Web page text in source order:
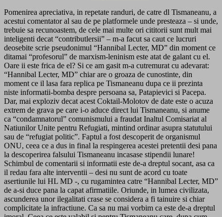
Pomenirea apreciativa, in repetate randuri, de catre dl Tismaneanu, a
acestui comentator al sau de pe platformele unde presteaza – si unde,
trebuie sa recunoastem, de cele mai multe ori cititorii sunt mult mai
inteligenti decat “contributlersii” – m-a facut sa caut ce lucruri
deosebite scrie pseudonimul “Hannibal Lecter, MD” din moment ce
ditamai “profesorul” de marxism-leninism este atat de galant cu el.
Oare ii este frica de el? Si ce am gasit m-a cutremurat cu adevarat:
“Hannibal Lecter, MD” chiar are o groaza de cunostinte, din
moment ce il lasa fara replica pe Tismaneanu dupa ce ii prezinta
niste informatii-bomba despre persoana sa, Patapievici si Pacepa.
Dar, mai exploziv decat acest Coktail-Molotov de date este o acuza
extrem de grava pe care i-o aduce direct lui Tismaneanu, si anume
ca “condamnatorul” comunismului a fraudat Inaltul Comisariat al
Natiunilor Unite pentru Refugiati, mintind ordinar asupra statutului
sau de “refugiat politic”. Faptul a fost descoperit de organismul
ONU, ceea ce a dus in final la respingerea acestei pretentii desi pana
la descoperirea falsului Tismaneanu incasase stipendii lunare!
Schimbul de comentarii si informatii este de-a dreptul socant, asa ca
il redau fara alte interventii – desi nu sunt de acord cu toate
asertiunile lui HL MD -, cu rugamintea catre “Hannibal Lecter, MD”
de a-si duce pana la capat afirmatiile. Oriunde, in lumea civilizata,
ascunderea unor ilegalitati crase se considera a fi tainuire si chiar
complicitate la infractiune. Ca sa nu mai vorbim ca este de-a dreptul